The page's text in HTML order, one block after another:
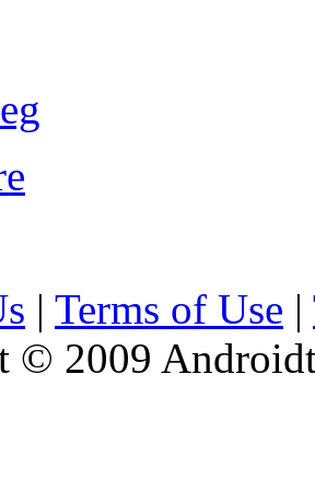
| Terms of Use |
© 2009